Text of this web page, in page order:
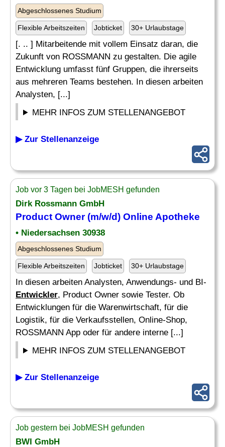
Abgeschlossenes Studium
Flexible Arbeitszeiten Jobticket 30+ Urlaubstage
[. .. ] Mitarbeitende mit vollem Einsatz daran, die
Zukunft von ROSSMANN zu gestalten. Die agile
Entwicklung umfasst fünf Gruppen, die ihrerseits
aus mehreren Teams bestehen. In diesen arbeiten
Analysten, [...]
MEHR INFOS ZUM STELLENANGEBOT
▶ Zur Stellenanzeige
Job vor 3 Tagen bei JobMESH gefunden
Dirk Rossmann GmbH
Product Owner (m/w/d) Online Apotheke
• Niedersachsen 30938
Abgeschlossenes Studium
Flexible Arbeitszeiten Jobticket 30+ Urlaubstage
In diesen arbeiten Analysten, Anwendungs- und BI-
Entwickler, Product Owner sowie Tester. Ob
Entwicklungen für die Warenwirtschaft, für die
Logistik, für die Verkaufsstellen, Online-Shop,
ROSSMANN App oder für andere interne [...]
MEHR INFOS ZUM STELLENANGEBOT
▶ Zur Stellenanzeige
Job gestern bei JobMESH gefunden
BWI GmbH